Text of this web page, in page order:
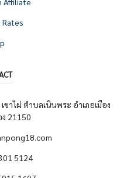
Rates
าไผ่ ตำบลเนินพระ อำเภอเมือง
21150
5124